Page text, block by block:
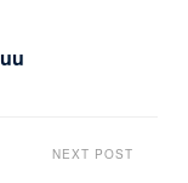
NEXT POST